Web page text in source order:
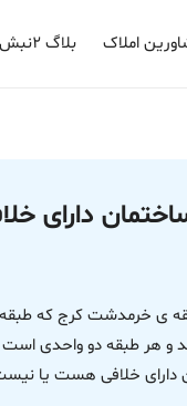
املاک بلاگ ۲نبش
دارای
و هر طبقه دو واحدی
دارای خلافی هست یا